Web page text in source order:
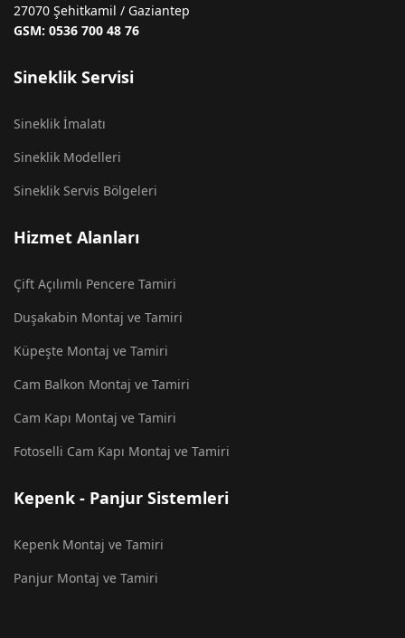
27070 Şehitkamil / Gaziantep
GSM: 0536 700 48 76
Sineklik Servisi
Sineklik İmalatı
Sineklik Modelleri
Sineklik Servis Bölgeleri
Hizmet Alanları
Çift Açılımlı Pencere Tamiri
Duşakabin Montaj ve Tamiri
Küpeşte Montaj ve Tamiri
Cam Balkon Montaj ve Tamiri
Cam Kapı Montaj ve Tamiri
Fotoselli Cam Kapı Montaj ve Tamiri
Kepenk - Panjur Sistemleri
Kepenk Montaj ve Tamiri
Panjur Montaj ve Tamiri